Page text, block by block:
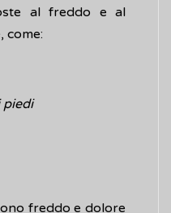
al freddo e al
come:
piedi
freddo e dolore